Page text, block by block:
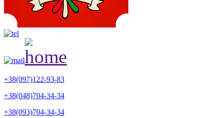
+38(097)122-93-83
+38(048)704-34-34
+38(093)704-34-34